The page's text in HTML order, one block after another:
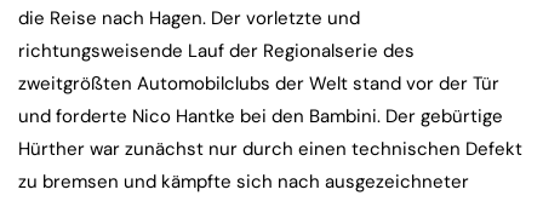
die Reise nach Hagen. Der vorletzte und
richtungsweisende Lauf der Regionalserie des
zweitgrößten Automobilclubs der Welt stand vor der Tür
und forderte Nico Hantke bei den Bambini. Der gebürtige
Hürther war zunächst nur durch einen technischen Defekt
zu bremsen und kämpfte sich nach ausgezeichneter